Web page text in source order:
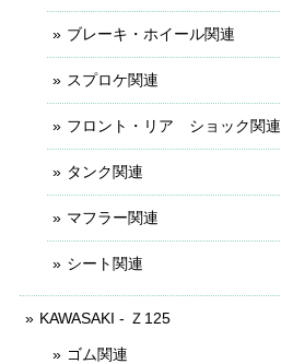
ブレーキ・ホイール関連
スプロケ関連
フロント・リア ショック関連
タンク関連
マフラー関連
シート関連
KAWASAKI - Ｚ125
ゴム関連